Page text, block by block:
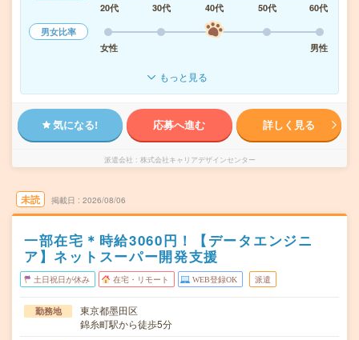
20代
30代 40代 50代
60代
男女比率
女性
男性
もっと見る
気になる! 応募へ進む 詳しく見る
派遣会社 株式会社キャリアデザインセンター
未読 掲載日 2026/08/06
一部在宅＊時給3060円！【データエンジニ
ア】ネットスーパー開発支援
土日祝日が休み 在宅・リモート WEB登録OK 派遣
勤務地
東京都墨田区
錦糸町駅から徒歩5分